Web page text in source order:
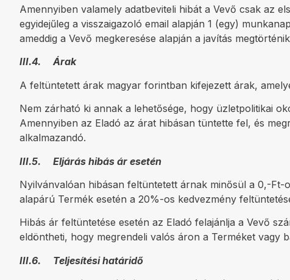
Amennyiben valamely adatbeviteli hibát a Vevő csak az
egyidejűleg a visszaigazoló email alapján 1 (egy)
ameddig a Vevő megkeresése alapján a javítás
III.4. Árak
A feltüntetett árak magyar forintban kifejezett árak,
Nem zárható ki annak a lehetősége, hogy üzletpolitikai
Amennyiben az Eladó az árat hibásan tüntette fel, és
alkalmazandó.
III.5. Eljárás hibás ár esetén
Nyilvánvalóan hibásan feltüntetett árnak minősül a 0,-
alapárú Termék esetén a 20%-os kedvezmény
Hibás ár feltüntetése esetén az Eladó felajánlja a Vevő
eldöntheti, hogy megrendeli valós áron a Terméket vagy
III.6. Teljesítési határidő